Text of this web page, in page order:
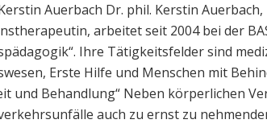
Auerbach Dr. phil. Kerstin
arbeitet seit 2004 bei der
Ihre Tätigkeitsfelder sind
Erste Hilfe und Menschen mit
und Behandlung“ Neben körperlichen
auch zu ernst zu